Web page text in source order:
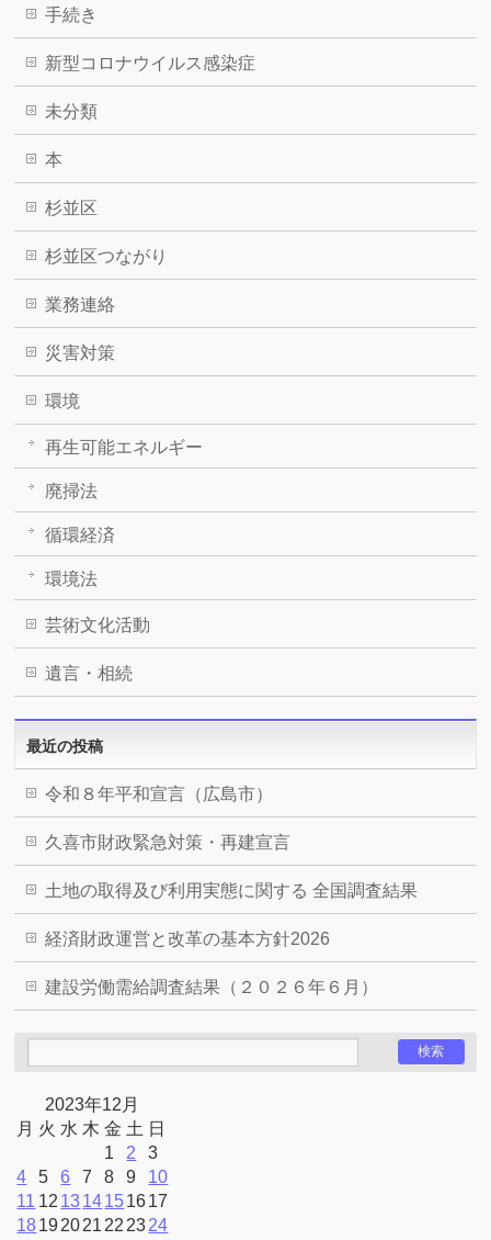
手続き
新型コロナウイルス感染症
未分類
本
杉並区
杉並区つながり
業務連絡
災害対策
環境
再生可能エネルギー
廃掃法
循環経済
環境法
芸術文化活動
遺言・相続
最近の投稿
令和８年平和宣言（広島市）
久喜市財政緊急対策・再建宣言
土地の取得及び利用実態に関する 全国調査結果
経済財政運営と改革の基本方針2026
建設労働需給調査結果（２０２６年６月）
2023年12月
月 火 水 木 金 土 日
1
2
3
4
5 6 7 8 9
10
11 12 13 14151617
18192021 22 2324